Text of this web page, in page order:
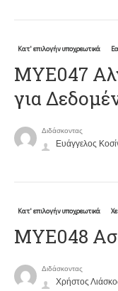
Κατ' επιλογήν υποχρεωτικά
ΜΥΕ047
για
Διδάσκοντας
Ευάγγελος
Κατ' επιλογήν υποχρεωτικά
ΜΥΕ048
Διδάσκοντας
Χρήστος